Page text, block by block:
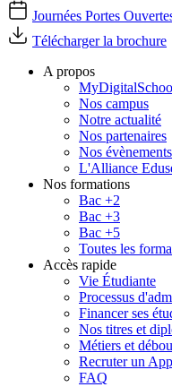
Journées Portes
Télécharger la brochure
A propos
Nos campus
Notre actualité
Nos partenaires
Nos évènements
L'Alliance
Nos formations
Bac +2
Bac +3
Bac +5
Toutes les
Accès rapide
Vie Étudiante
Processus
Financer ses
Nos titres et
Métiers et
Recruter un
FAQ